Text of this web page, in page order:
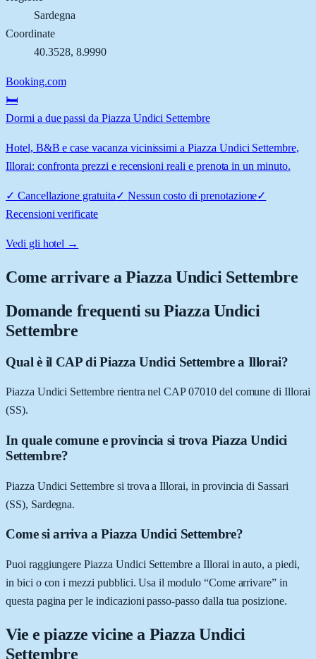
Sardegna
Coordinate
40.3528, 8.9990
Booking.com
🛏️
Dormi a due passi da Piazza Undici Settembre
Hotel, B&B e case vacanza vicinissimi a Piazza Undici Settembre,
Illorai: confronta prezzi e recensioni reali e prenota in un minuto.
✓ Cancellazione gratuita✓ Nessun costo di prenotazione✓
Recensioni verificate
Vedi gli hotel →
Come arrivare aPiazza Undici Settembre
Domande frequenti su Piazza Undici
Settembre
Qual è il CAP di Piazza Undici Settembre a Illorai?
Piazza Undici Settembre rientra nel CAP 07010 del comune di Illorai
(SS).
In quale comune e provincia si trova Piazza Undici
Settembre?
Piazza Undici Settembre si trova a Illorai, in provincia di Sassari
(SS), Sardegna.
Come si arriva a Piazza Undici Settembre?
Puoi raggiungere Piazza Undici Settembre a Illorai in auto, a piedi,
in bici o con i mezzi pubblici. Usa il modulo “Come arrivare” in
questa pagina per le indicazioni passo-passo dalla tua posizione.
Vie e piazze vicine a Piazza Undici
Settembre